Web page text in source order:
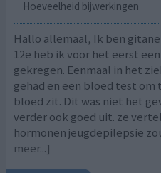
Hoeveelheid bijwerkingen
Hallo allemaal, Ik ben gitane
12e heb ik voor het eerst
gekregen. Eenmaal in het
gehad en een bloed test
bloed zit. Dit was niet het
verder ook goed uit. ze
hormonen jeugdepilepsie
meer...]